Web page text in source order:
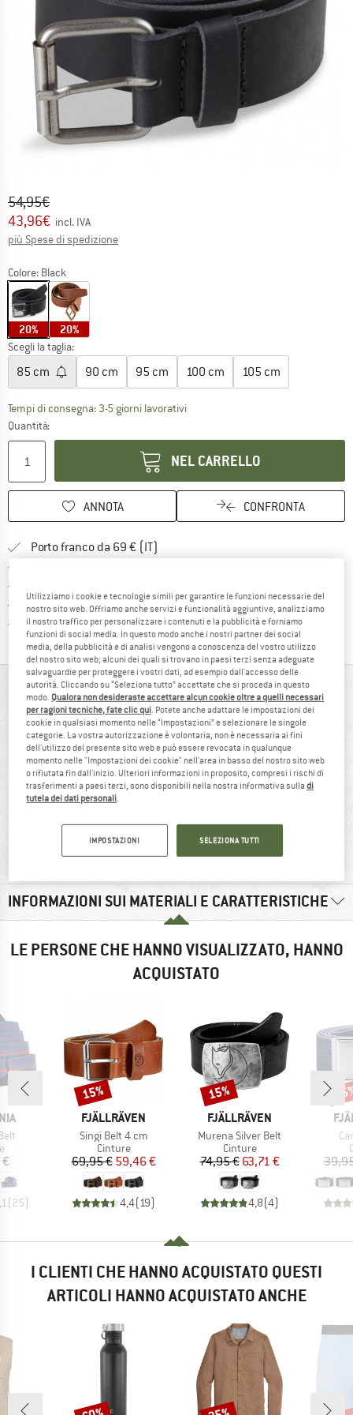
Prezzo originale :
54,95€
Prezzo:
43,96€ incl. IVA
più Spese di spedizioneInformazioni sui costi di spedizione. Si apre in
Colore: Black
20% 20%
Scegli la taglia:
85 cm 90 cm 95 cm 100 cm 105 cm
Tempi di consegna: 3-5 giorni lavorativiIl link si apre in una casella
Quantità:
NEL CARRELLO
ANNOTA CONFRONTA
Porto franco da 69 € (IT)
Tutti gli articoli in magazzino
Tutela consumatori Trusted ShopsTrovi tutte le informazioni
IN BREVE
93%
190 g
INFORMAZIONI SUI MATERIALI E CARATTERISTICHE
LE PERSONE CHE HANNO VISUALIZZATO, HANNO
ACQUISTATO
di prodotti
(25)
MARCHIO
FJÄLLRÄVEN
Articolo
Singi Belt 4 cm
Gruppo di prodotti
Cinture
Prezzo
69,95 €Prezzo ridotto
59,46 €
4,4( 19)
Sconto
15%
MARCHIO
FJÄLLRÄVEN
Articolo
Murena Silver Belt
Gruppo di prodotti
Cinture
Prezzo
74,95 €Prezzo ridotto
63,71 €
4,8(4)
Sconto
15%
I CLIENTI CHE HANNO ACQUISTATO QUESTI
ARTICOLI HANNO ACQUISTATO ANCHE
Sconto Sconto
Utilizziamo i cookie e tecnologie simili per garantire le funzioni necessarie del
nostro sito web. Offriamo anche servizi e funzionalità aggiuntive, analizziamo
il nostro traffico per personalizzare i contenuti e la pubblicità e forniamo
funzioni di social media. In questo modo anche i nostri partner dei social
media, della pubblicità e di analisi vengono a conoscenza del vostro utilizzo
del nostro sito web; alcuni dei quali si trovano in paesi terzi senza adeguate
salvaguardie per proteggere i vostri dati, ad esempio dall'accesso delle
autorità. Cliccando su “Seleziona tutto” accettate che si proceda in questo
modo. Qualora non desideraste accettare alcun cookie oltre a quelli necessari
per ragioni tecniche, fate clic qui. Potete anche adattare le impostazioni dei
cookie in qualsiasi momento nelle “Impostazioni” e selezionare le singole
categorie. La vostra autorizzazione è volontaria, non è necessaria ai fini
dell'utilizzo del presente sito web e può essere revocata in qualunque
momento nelle "Impostazioni dei cookie" nell'area in basso del nostro sito web
o rifiutata fin dall'inizio. Ulteriori informazioni in proposito, compresi i rischi di
trasferimenti a paesi terzi, sono disponibili nella nostra informativa sulladi
tutela dei dati personali.
IMPOSTAZIONI SELEZIONA TUTTI